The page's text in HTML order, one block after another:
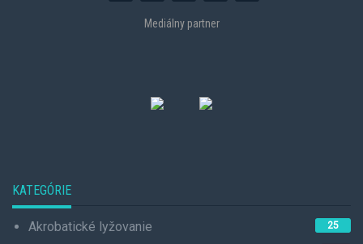
Mediálny partner
KATEGÓRIE
Akrobatické lyžovanie 25